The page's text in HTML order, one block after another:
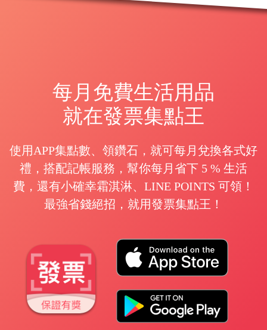
每月免費生活用品
就在發票集點王
使用APP集點數、領鑽石，就可每月兌換各式好
禮，搭配記帳服務，幫你每月省下 5 % 生活
費，還有小確幸霜淇淋、LINE POINTS 可領！
最強省錢絕招，就用發票集點王！